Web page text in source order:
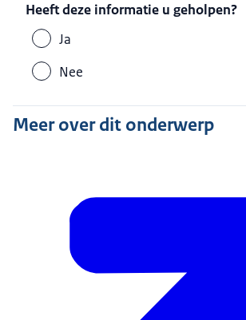
Heeft deze informatie u geholpen?
Ja
Nee
Meer over dit onderwerp